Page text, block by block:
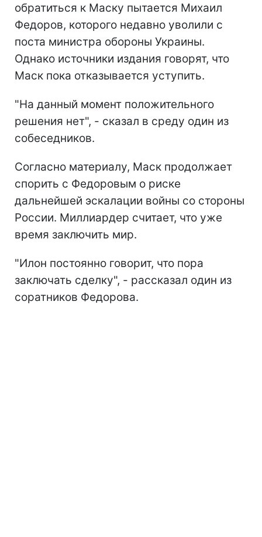
обратиться к Маску пытается Михаил
Федоров, которого недавно уволили с
поста министра обороны Украины.
Однако источники издания говорят, что
Маск пока отказывается уступить.
"На данный момент положительного
решения нет", - сказал в среду один из
собеседников.
Согласно материалу, Маск продолжает
спорить с Федоровым о риске
дальнейшей эскалации войны со стороны
России. Миллиардер считает, что уже
время заключить мир.
"Илон постоянно говорит, что пора
заключать сделку", - рассказал один из
соратников Федорова.